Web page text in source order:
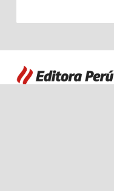
y desarrollo
impacto en
sectores.